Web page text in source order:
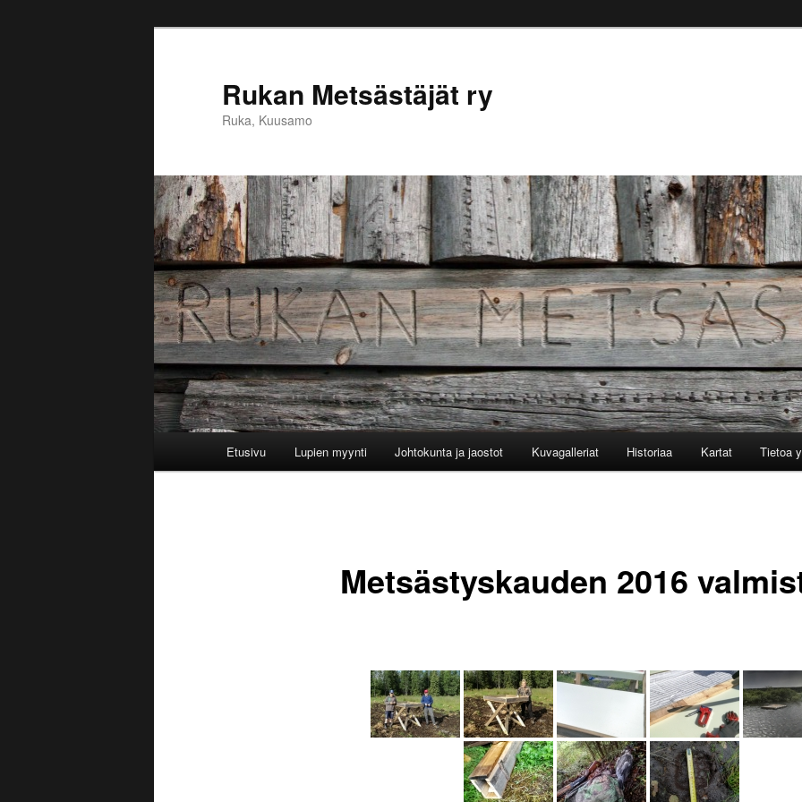
Rukan Metsästäjät ry
Ruka, Kuusamo
Etusivu Lupien myynti Johtokunta ja jaostot Kuvagalleriat Historiaa Kartat Tietoa
Metsästyskauden 2016